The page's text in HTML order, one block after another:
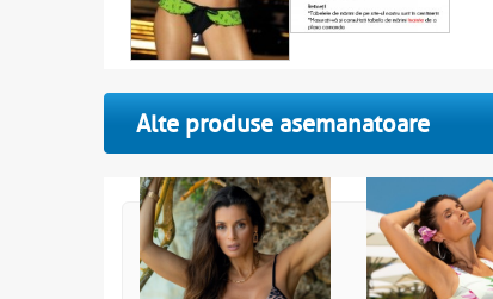
Alte produse asemanatoare